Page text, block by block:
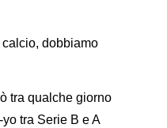
dobbiamo
tra qualche giorno
tra Serie B e A